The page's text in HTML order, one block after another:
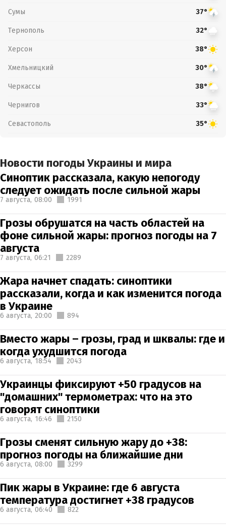
Сумы 37°
Тернополь 32°
Херсон 38°
Хмельницкий 30°
Черкассы 38°
Чернигов 33°
Севастополь 35°
Новости погоды Украины и мира
Синоптик рассказала, какую непогоду
следует ожидать после сильной жары
7 августа, 08:00 1991
Грозы обрушатся на часть областей на
фоне сильной жары: прогноз погоды на 7
августа
7 августа, 06:21 2289
Жара начнет спадать: синоптики
рассказали, когда и как изменится погода
в Украине
6 августа, 20:00 894
Вместо жары – грозы, град и шквалы: где и
когда ухудшится погода
6 августа, 18:54 2043
Украинцы фиксируют +50 градусов на
"домашних" термометрах: что на это
говорят синоптики
6 августа, 16:46 2150
Грозы сменят сильную жару до +38:
прогноз погоды на ближайшие дни
6 августа, 08:00 3299
Пик жары в Украине: где 6 августа
температура достигнет +38 градусов
6 августа, 06:40 822